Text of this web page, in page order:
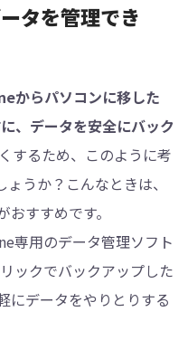
タを管理でき
からパソコンに移した
、データを安全にバック
するため、このように考
うか？こんなときは、
おすすめです。
専用のデータ管理ソフト
ックでバックアップした
にデータをやりとりする